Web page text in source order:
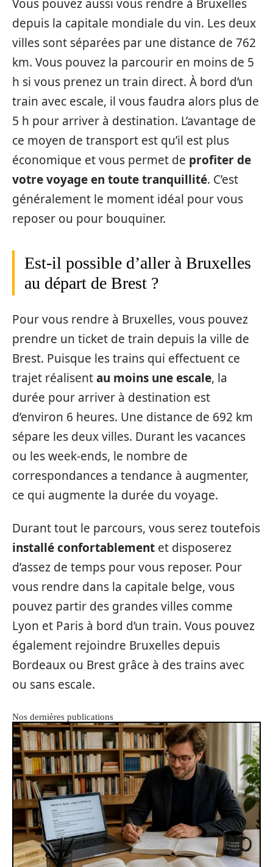
Vous pouvez aussi vous rendre à Bruxelles
depuis la capitale mondiale du vin. Les deux
villes sont séparées par une distance de 762
km. Vous pouvez la parcourir en moins de 5
h si vous prenez un train direct. À bord d’un
train avec escale, il vous faudra alors plus de
5 h pour arriver à destination. L’avantage de
ce moyen de transport est qu’il est plus
économique et vous permet de profiter de
votre voyage en toute tranquillité. C’est
généralement le moment idéal pour vous
reposer ou pour bouquiner.
Est-il possible d’aller à Bruxelles
au départ de Brest ?
Pour vous rendre à Bruxelles, vous pouvez
prendre un ticket de train depuis la ville de
Brest. Puisque les trains qui effectuent ce
trajet réalisentau moins une escale, la
durée pour arriver à destination est
d’environ 6 heures. Une distance de 692 km
sépare les deux villes. Durant les vacances
ou les week-ends, le nombre de
correspondances a tendance à augmenter,
ce qui augmente la durée du voyage.
Durant tout le parcours, vous serez toutefois
installé confortablement et disposerez
d’assez de temps pour vous reposer. Pour
vous rendre dans la capitale belge, vous
pouvez partir des grandes villes comme
Lyon et Paris à bord d’un train. Vous pouvez
également rejoindre Bruxelles depuis
Bordeaux ou Brest grâce à des trains avec
ou sans escale.
Nos dernières publications